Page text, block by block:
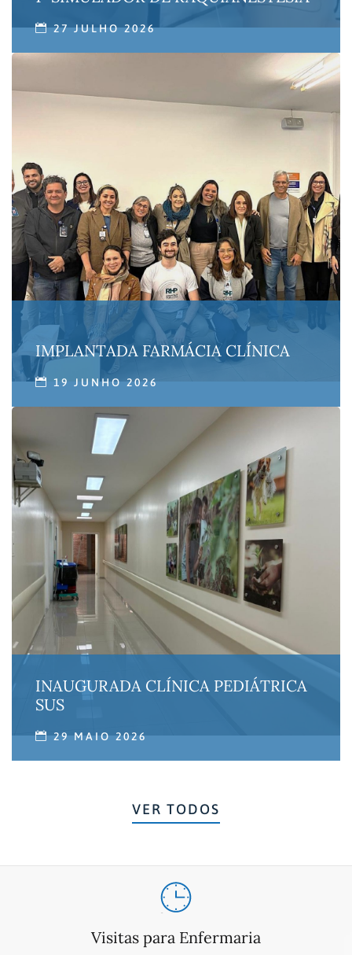
27 JULHO 2026
IMPLANTADA FARMÁCIA CLÍNICA
19 JUNHO 2026
INAUGURADA CLÍNICA PEDIÁTRICA
SUS
29 MAIO 2026
VER TODOS
Visitas para Enfermaria